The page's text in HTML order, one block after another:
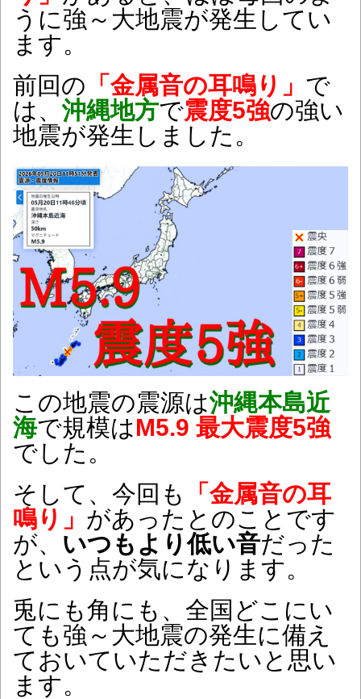
うに強～大地震が発生してい
ます。
前回の 「金属音の耳鳴り」 で
は、 沖縄地方で震度5強の強い
地震が発生しました。
この地震の震源は沖縄本島近
海で規模はM5.9 最大震度5強
でした。
そして、今回も
「金属音の耳
鳴り」 があったとのことです
が、 いつもより低い音だった
という点が気になります。
兎にも角にも、全国どこにい
ても強～大地震の発生に備え
ておいていただきたいと思い
ます。